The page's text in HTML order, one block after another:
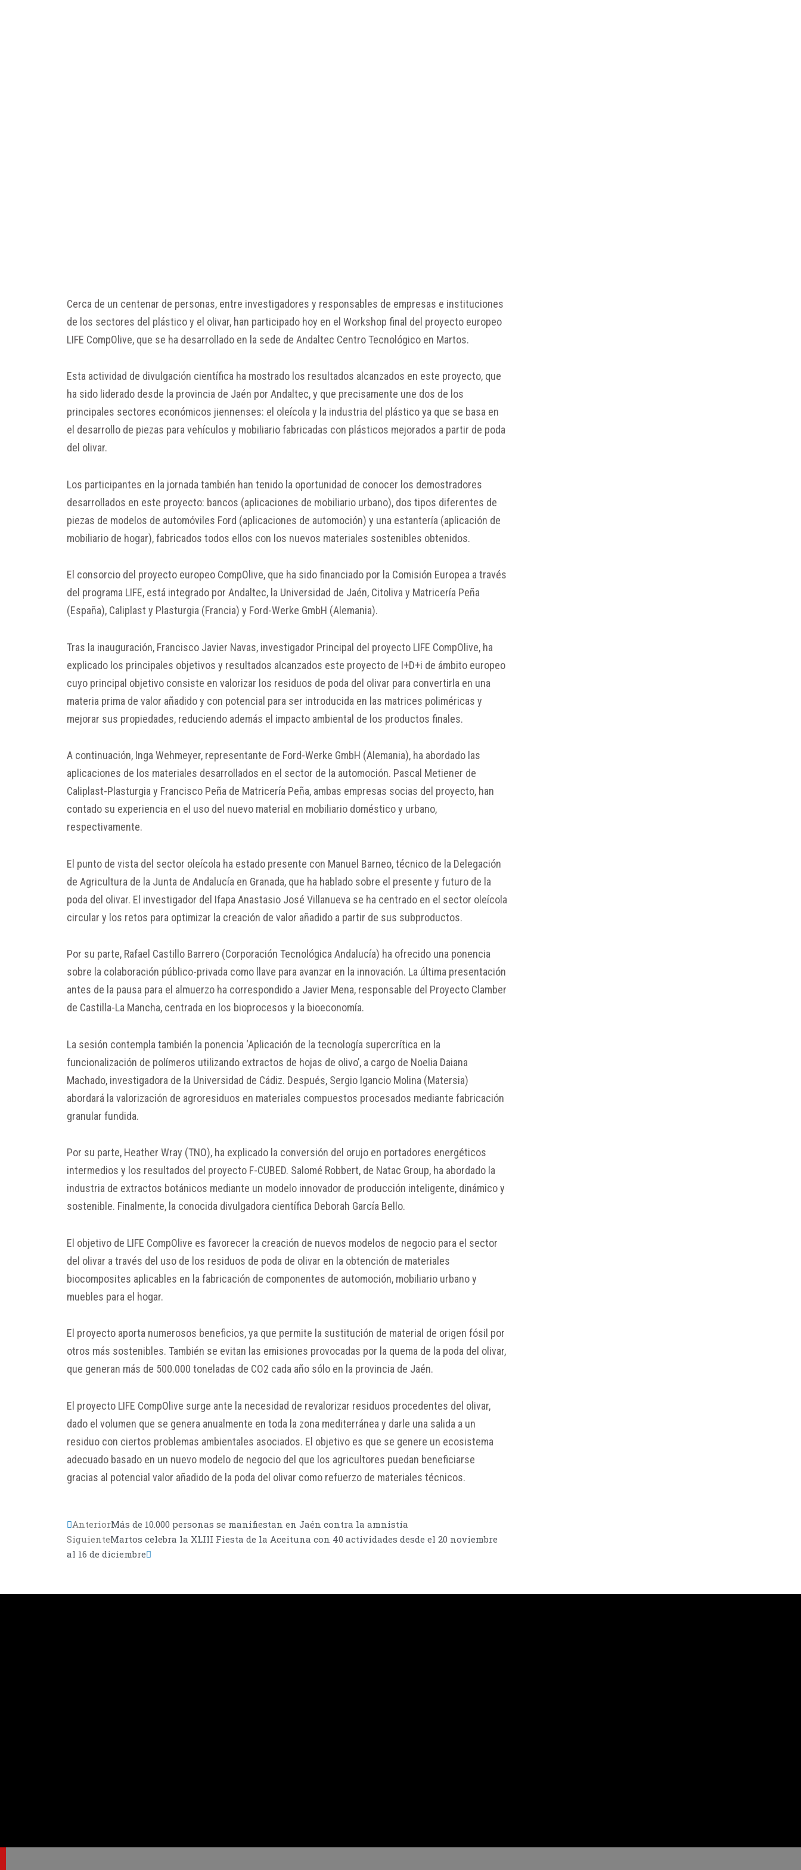
Cerca de un centenar de personas, entre investigadores y responsables de empresas e instituciones
de los sectores del plástico y el olivar, han participado hoy en el Workshop final del proyecto europeo
LIFE CompOlive, que se ha desarrollado en la sede de Andaltec Centro Tecnológico en Martos.
Esta actividad de divulgación científica ha mostrado los resultados alcanzados en este proyecto, que
ha sido liderado desde la provincia de Jaén por Andaltec, y que precisamente une dos de los
principales sectores económicos jiennenses: el oleícola y la industria del plástico ya que se basa en
el desarrollo de piezas para vehículos y mobiliario fabricadas con plásticos mejorados a partir de poda
del olivar.
Los participantes en la jornada también han tenido la oportunidad de conocer los demostradores
desarrollados en este proyecto: bancos (aplicaciones de mobiliario urbano), dos tipos diferentes de
piezas de modelos de automóviles Ford (aplicaciones de automoción) y una estantería (aplicación de
mobiliario de hogar), fabricados todos ellos con los nuevos materiales sostenibles obtenidos.
El consorcio del proyecto europeo CompOlive, que ha sido financiado por la Comisión Europea a través
del programa LIFE, está integrado por Andaltec, la Universidad de Jaén, Citoliva y Matricería Peña
(España), Caliplast y Plasturgia (Francia) y Ford-Werke GmbH (Alemania).
Tras la inauguración, Francisco Javier Navas, investigador Principal del proyecto LIFE CompOlive, ha
explicado los principales objetivos y resultados alcanzados este proyecto de I+D+i de ámbito europeo
cuyo principal objetivo consiste en valorizar los residuos de poda del olivar para convertirla en una
materia prima de valor añadido y con potencial para ser introducida en las matrices poliméricas y
mejorar sus propiedades, reduciendo además el impacto ambiental de los productos finales.
A continuación, Inga Wehmeyer, representante de Ford-Werke GmbH (Alemania), ha abordado las
aplicaciones de los materiales desarrollados en el sector de la automoción. Pascal Metiener de
Caliplast-Plasturgia y Francisco Peña de Matricería Peña, ambas empresas socias del proyecto, han
contado su experiencia en el uso del nuevo material en mobiliario doméstico y urbano,
respectivamente.
El punto de vista del sector oleícola ha estado presente con Manuel Barneo, técnico de la Delegación
de Agricultura de la Junta de Andalucía en Granada, que ha hablado sobre el presente y futuro de la
poda del olivar. El investigador del Ifapa Anastasio José Villanueva se ha centrado en el sector oleícola
circular y los retos para optimizar la creación de valor añadido a partir de sus subproductos.
Por su parte, Rafael Castillo Barrero (Corporación Tecnológica Andalucía) ha ofrecido una ponencia
sobre la colaboración público-privada como llave para avanzar en la innovación. La última presentación
antes de la pausa para el almuerzo ha correspondido a Javier Mena, responsable del Proyecto Clamber
de Castilla-La Mancha, centrada en los bioprocesos y la bioeconomía.
La sesión contempla también la ponencia ‘Aplicación de la tecnología supercrítica en la
funcionalización de polímeros utilizando extractos de hojas de olivo’, a cargo de Noelia Daiana
Machado, investigadora de la Universidad de Cádiz. Después, Sergio Igancio Molina (Matersia)
abordará la valorización de agroresiduos en materiales compuestos procesados mediante fabricación
granular fundida.
Por su parte, Heather Wray (TNO), ha explicado la conversión del orujo en portadores energéticos
intermedios y los resultados del proyecto F-CUBED. Salomé Robbert, de Natac Group, ha abordado la
industria de extractos botánicos mediante un modelo innovador de producción inteligente, dinámico y
sostenible. Finalmente, la conocida divulgadora científica Deborah García Bello.
El objetivo de LIFE CompOlive es favorecer la creación de nuevos modelos de negocio para el sector
del olivar a través del uso de los residuos de poda de olivar en la obtención de materiales
biocomposites aplicables en la fabricación de componentes de automoción, mobiliario urbano y
muebles para el hogar.
El proyecto aporta numerosos beneficios, ya que permite la sustitución de material de origen fósil por
otros más sostenibles. También se evitan las emisiones provocadas por la quema de la poda del olivar,
que generan más de 500.000 toneladas de CO2 cada año sólo en la provincia de Jaén.
El proyecto LIFE CompOlive surge ante la necesidad de revalorizar residuos procedentes del olivar,
dado el volumen que se genera anualmente en toda la zona mediterránea y darle una salida a un
residuo con ciertos problemas ambientales asociados. El objetivo es que se genere un ecosistema
adecuado basado en un nuevo modelo de negocio del que los agricultores puedan beneficiarse
gracias al potencial valor añadido de la poda del olivar como refuerzo de materiales técnicos.
AnteriorMás de 10.000 personas se manifiestan en Jaén contra la amnistía
SiguienteMartos celebra la XLIII Fiesta de la Aceituna con 40 actividades desde el 20 noviembre
al 16 de diciembre